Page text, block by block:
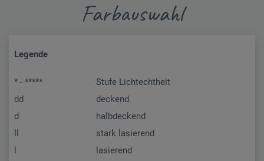
Farbauswahl
Legende
* - *****
Stufe Lichtechtheit
dd
deckend
d
halbdeckend
stark lasierend
lasierend